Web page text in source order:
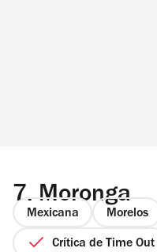
7. Moronga
Mexicana Morelos
Crítica de Time Out